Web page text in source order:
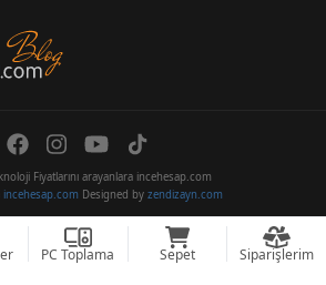
PC Toplama Sepet Siparişlerim
Fiyatlarını arayanlara incehesap.com
incehesap.comDesigned by zendizayn.com